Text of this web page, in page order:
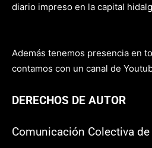
diario impreso en la capital
Además tenemos presencia en
contamos con un canal de
DERECHOS DE AUTOR
Comunicación Colectiva